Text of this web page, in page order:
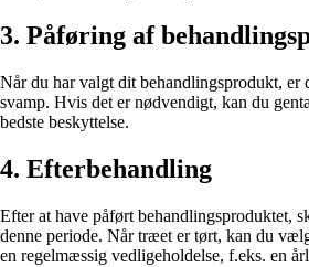
3. Påføring af
Når du har valgt dit behandlingsprodukt,
svamp. Hvis det er nødvendigt, kan du
bedste beskyttelse.
4. Efterbehandling
Efter at have påført behandlingsproduktet,
denne periode. Når træet er tørt, kan du
en regelmæssig vedligeholdelse, f.eks. en